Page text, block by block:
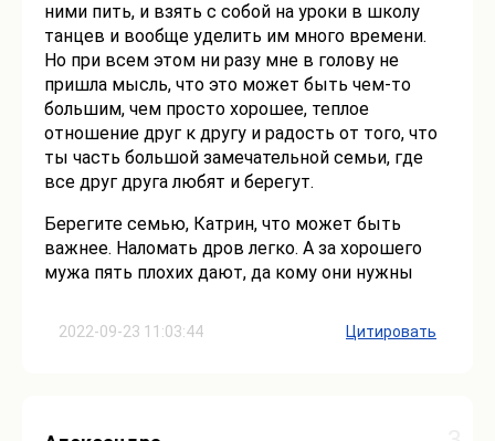
2022-09-23 11:03:44
ними пить, и взять с собой на уроки в школу
танцев и вообще уделить им много времени.
Но при всем этом ни разу мне в голову не
пришла мысль, что это может быть чем-то
большим, чем просто хорошее, теплое
отношение друг к другу и радость от того, что
ты часть большой замечательной семьи, где
все друг друга любят и берегут.
Берегите семью, Катрин, что может быть
важнее. Наломать дров легко. А за хорошего
мужа пять плохих дают, да кому они нужны
Цитировать